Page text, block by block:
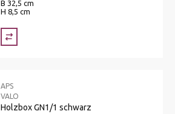
B 32,5 cm
H 8,5 cm
APS
VALO
Holzbox GN1/1 schwarz